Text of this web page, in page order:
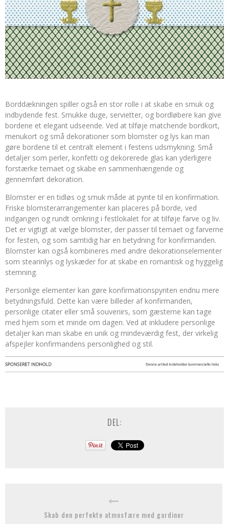
Borddækningen spiller også en stor rolle i at skabe en smuk og
indbydende fest. Smukke duge, servietter, og bordløbere kan give
bordene et elegant udseende. Ved at tilføje matchende bordkort,
menukort og små dekorationer som blomster og lys kan man
gøre bordene til et centralt element i festens udsmykning. Små
detaljer som perler, konfetti og dekorerede glas kan yderligere
forstærke temaet og skabe en sammenhængende og
gennemført dekoration.
Blomster er en tidløs og smuk måde at pynte til en konfirmation.
Friske blomsterarrangementer kan placeres på borde, ved
indgangen og rundt omkring i festlokalet for at tilføje farve og liv.
Det er vigtigt at vælge blomster, der passer til temaet og farverne
for festen, og som samtidig har en betydning for konfirmanden.
Blomster kan også kombineres med andre dekorationselementer
som stearinlys og lyskæder for at skabe en romantisk og hyggelig
stemning.
Personlige elementer kan gøre konfirmationspynten endnu mere
betydningsfuld. Dette kan være billeder af konfirmanden,
personlige citater eller små souvenirs, som gæsterne kan tage
med hjem som et minde om dagen. Ved at inkludere personlige
detaljer kan man skabe en unik og mindeværdig fest, der virkelig
afspejler konfirmandens personlighed og stil.
DEL:
Skab den perfekte atmosfære med gardiner